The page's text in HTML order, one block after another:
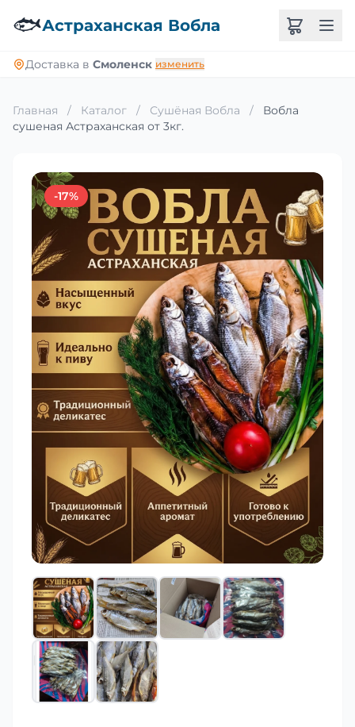
🐟Астраханская Вобла
Доставка в Смоленск изменить
Главная / Каталог / Сушёная Вобла /
Вобла
сушеная Астраханская от 3кг.
-17%